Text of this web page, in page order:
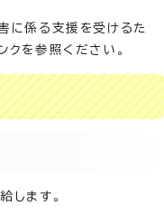
係る支援を受けるた
クを参照ください。
します。